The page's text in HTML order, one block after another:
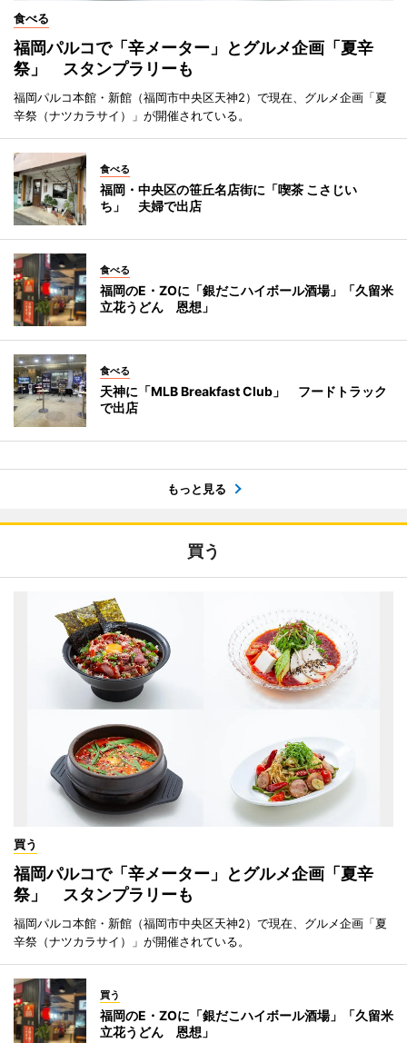
食べる
福岡パルコで「辛メーター」とグルメ企画「夏辛
祭」 スタンプラリーも
福岡パルコ本館・新館（福岡市中央区天神2）で現在、グルメ企画「夏
辛祭（ナツカラサイ）」が開催されている。
食べる
福岡・中央区の笹丘名店街に「喫茶 こさじい
ち」 夫婦で出店
食べる
福岡のE・ZOに「銀だこハイボール酒場」「久留米
立花うどん 恩想」
食べる
天神に「MLB Breakfast Club」 フードトラック
で出店
もっと見る
買う
買う
福岡パルコで「辛メーター」とグルメ企画「夏辛
祭」 スタンプラリーも
福岡パルコ本館・新館（福岡市中央区天神2）で現在、グルメ企画「夏
辛祭（ナツカラサイ）」が開催されている。
買う
福岡のE・ZOに「銀だこハイボール酒場」「久留米
立花うどん 恩想」